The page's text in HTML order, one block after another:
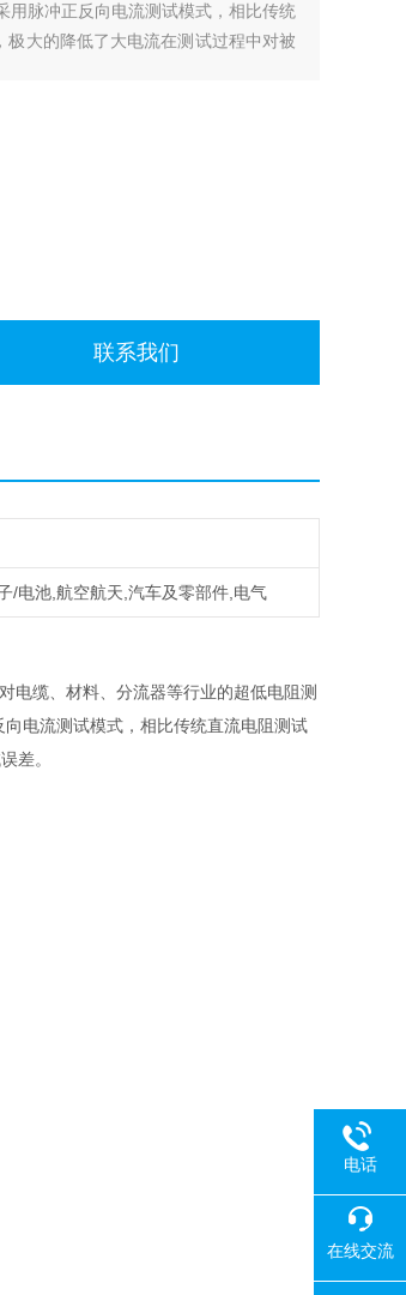
脉冲正反向电流测试模式，相比传统
大的降低了大电流在测试过程中对被
联系我们
/电池,航空航天,汽车及零部件,电气
电缆、材料、分流器等行业的超低电阻测
电流测试模式，相比传统直流电阻测试
差。
电话
在线交流